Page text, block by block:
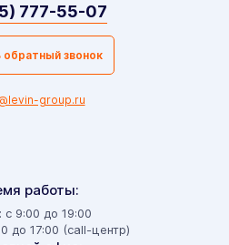
работы:
с 9:00 до 19:00
до 17:00 (call-центр)
777-55-07
обратный звонок
group.ru